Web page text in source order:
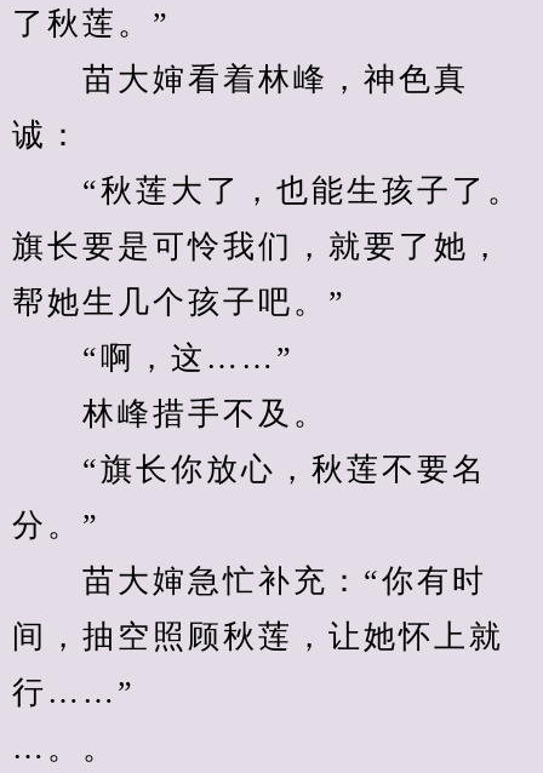
了秋莲。”
苗大婶看着林峰，神色真
诚：
“秋莲大了，也能生孩子了。
旗长要是可怜我们，就要了她，
帮她生几个孩子吧。”
“啊，这……”
林峰措手不及。
“旗长你放心，秋莲不要名
分。”
苗大婶急忙补充：“你有时
间，抽空照顾秋莲，让她怀上就
行……”
…。。